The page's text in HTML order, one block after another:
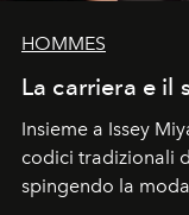
HOMMES
La carriera e il
Insieme a Issey
codici tradizionali
spingendo la